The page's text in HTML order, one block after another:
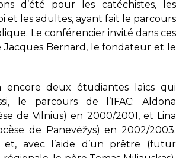
d’été pour les catéchistes, les
et les adultes, ayant fait le parcours
Le conférencier invité dans ces
Jacques Bernard, le fondateur et le
deux étudiantes laïcs qui
le parcours de l’IFAC: Aldona
de Vilnius) en 2000/2001, et Lina
de Panevėžys) en 2002/2003.
et, avec l’aide d’un prêtre (futur